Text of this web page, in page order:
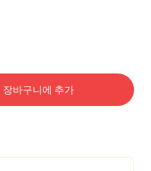
장바구니에 추가